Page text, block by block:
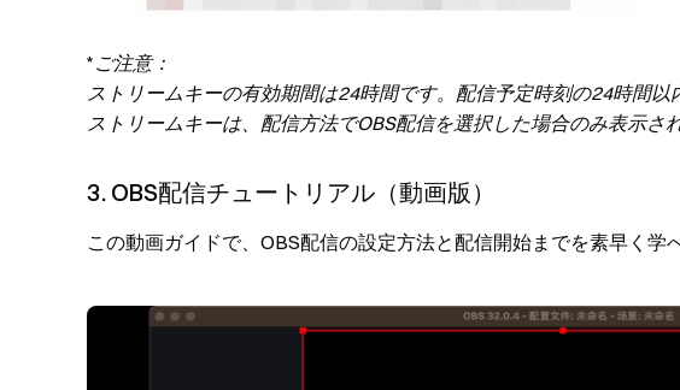
*ご注意：
ストリームキーの有効期間は24時間です。配信予定時刻の24時間以
ストリームキーは、配信方法でOBS配信を選択した場合のみ表示され
3. OBS配信チュートリアル（動画版）
この動画ガイドで、OBS配信の設定方法と配信開始までを素早く学